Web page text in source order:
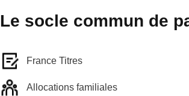
Le socle commun de
France Titres
Allocations familiales